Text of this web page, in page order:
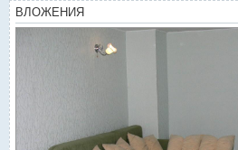
ВЛОЖЕНИЯ